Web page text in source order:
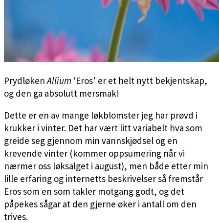
PrydløkenAllium ‘Eros’ er et helt nytt bekjentskap,
og den ga absolutt mersmak!
Dette er en av mange løkblomster jeg har prøvd i
krukker i vinter. Det har vært litt variabelt hva som
greide seg gjennom min vannskjødsel og en
krevende vinter (kommer oppsumering når vi
nærmer oss løksalget i august), men både etter min
lille erfaring og internetts beskrivelser så fremstår
Eros som en som takler motgang godt, og det
påpekes sågar at den gjerne øker i antall om den
trives.